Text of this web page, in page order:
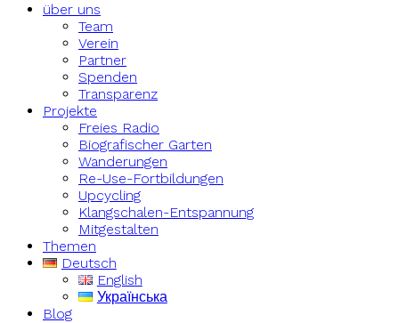
über uns
Team
Verein
Partner
Spenden
Transparenz
Projekte
Freies Radio
Biografischer Garten
Wanderungen
Re-Use-Fortbildungen
Upcycling
Klangschalen-Entspannung
Mitgestalten
Themen
Deutsch
English
Українська
Blog